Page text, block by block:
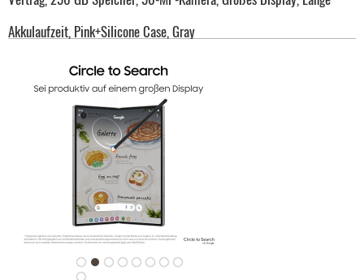
Akkulaufzeit, Pink+Silicone Case, Gray